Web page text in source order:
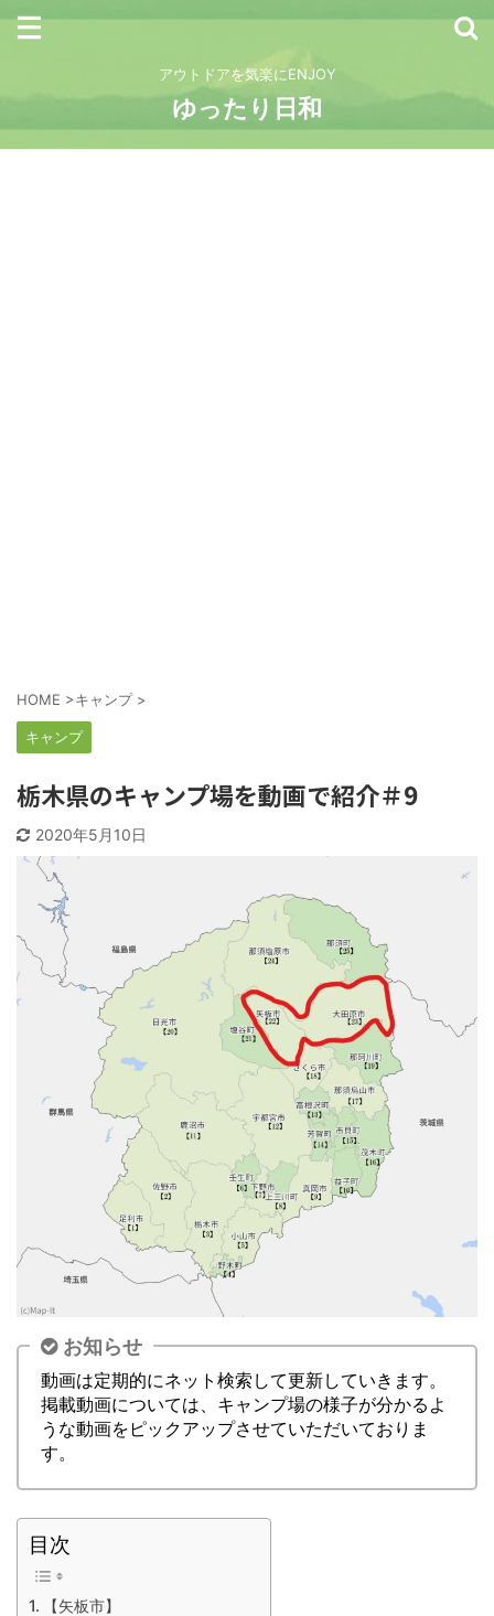
アウトドアを気楽にENJOY
ゆったり日和
HOME >キャンプ >
キャンプ
栃木県のキャンプ場を動画で紹介＃9
2020年5月10日
お知らせ
動画は定期的にネット検索して更新していきます。
掲載動画については、キャンプ場の様子が分かるよ
うな動画をピックアップさせていただいておりま
す。
目次
【矢板市】